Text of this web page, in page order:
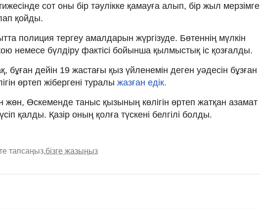
сот оны бір тәулікке қамауға алып, бір жыл мерзімге
қойды.
полиция тергеу амалдарын жүргізуде. Бөтеннің мүлкін
немесе бүлдіру фактісі бойынша қылмыстық іс қозғалды.
бұған дейін 19 жастағы қыз үйленемін деген уәдесін бұзған
өртеп жібергені туралы жазған едік.
жөн, Өскеменде таныс қызының көлігін өртеп жатқан азамат
қалды. Қазір оның қолға түскені белгілі болды.
тапсаңыз,бізге жазыңыз